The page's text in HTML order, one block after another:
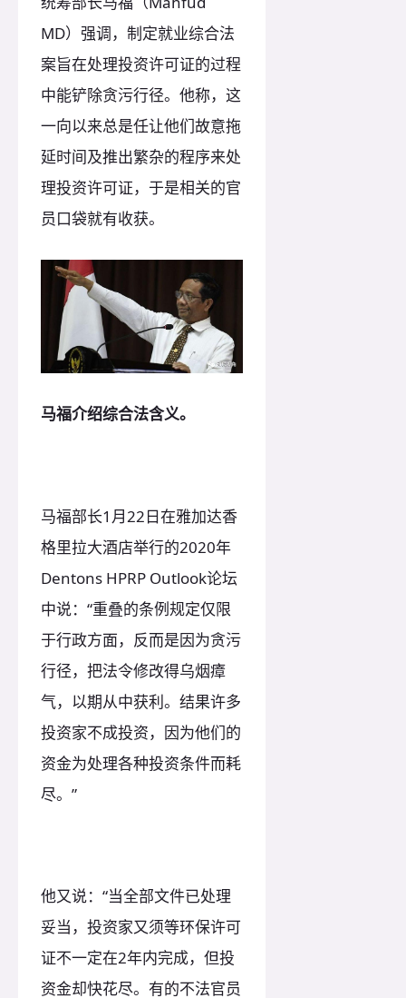
MD）强调，制定就业综合法
案旨在处理投资许可证的过程
中能铲除贪污行径。他称，这
一向以来总是任让他们故意拖
延时间及推出繁杂的程序来处
理投资许可证，于是相关的官
员口袋就有收获。
马福介绍综合法含义。
马福部长1月22日在雅加达香
格里拉大酒店举行的2020年
Dentons HPRP Outlook论坛
中说：“重叠的条例规定仅限
于行政方面，反而是因为贪污
行径，把法令修改得乌烟瘴
气，以期从中获利。结果许多
投资家不成投资，因为他们的
资金为处理各种投资条件而耗
尽。”
他又说：“当全部文件已处理
妥当，投资家又须等环保许可
证不一定在2年内完成，但投
资金却快花尽。有的不法官员